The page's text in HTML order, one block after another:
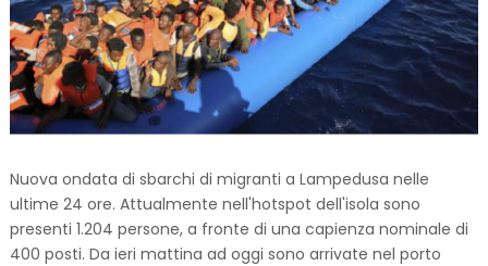
Nuova ondata di sbarchi di migranti a Lampedusa nelle
ultime 24 ore. Attualmente nell'hotspot dell'isola sono
presenti 1.204 persone, a fronte di una capienza nominale di
400 posti. Da ieri mattina ad oggi sono arrivate nel porto